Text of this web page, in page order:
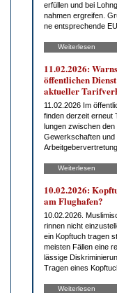
er­fül­len und bei
nah­men er­grei­fen.
ne ent­spre­chen­de
Weiterlesen
11.02.2026:
öf­fent­li­chen
ak­tu­el­ler
11.02.2026 Im
fin­den der­zeit er­neut
lun­gen zwi­schen den
Ge­werk­schaf­ten und
Weiterlesen
10.02.2026:
am Flug­ha­fen?
10.02.2026.
rin­nen nicht
ein Kopf­tuch tra­gen
meis­ten Fäl­len ei­ne
läs­si­ge
Tra­gen ei­nes
Weiterlesen